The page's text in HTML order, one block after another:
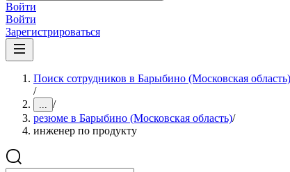
Войти
Войти
Зарегистрироваться
Поиск сотрудников в Барыбино (Московская область)
/
... /
резюме в Барыбино (Московская область)/
инженер по продукту